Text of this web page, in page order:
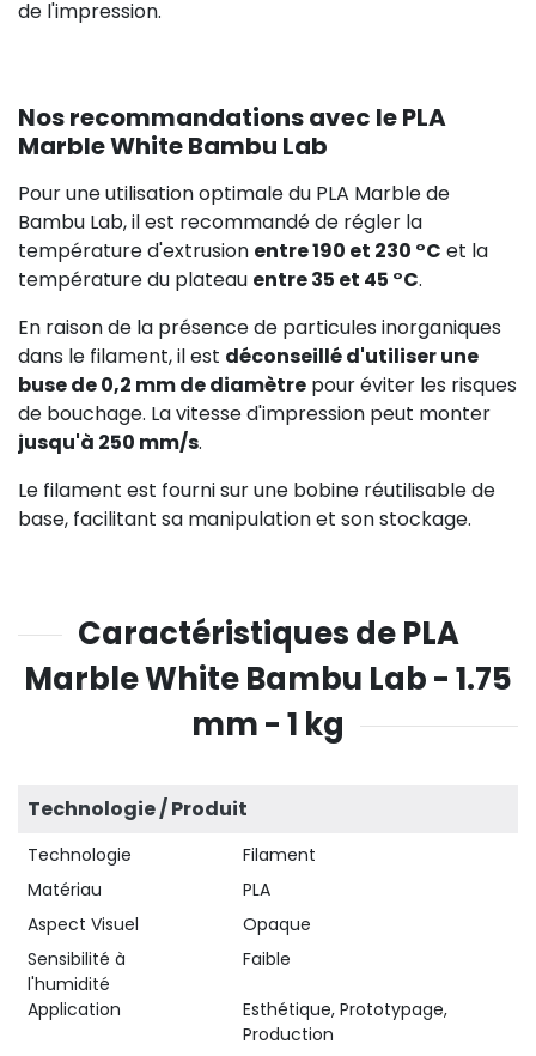
de l'impression.
Nos recommandations avec le PLA
Marble White Bambu Lab
Pour une utilisation optimale du PLA Marble de
Bambu Lab, il est recommandé de régler la
température d'extrusion entre 190 et 230 °C et la
température du plateau entre 35 et 45 °C.
En raison de la présence de particules inorganiques
dans le filament, il est déconseillé d'utiliser une
buse de 0,2 mm de diamètre pour éviter les risques
de bouchage. La vitesse d'impression peut monter
jusqu'à 250 mm/s.
Le filament est fourni sur une bobine réutilisable de
base, facilitant sa manipulation et son stockage.
Caractéristiques de PLA
Marble White Bambu Lab - 1.75
mm - 1 kg
Technologie / Produit
Technologie
Filament
Matériau
PLA
Aspect Visuel
Opaque
Sensibilité à
l'humidité
Faible
Application
Esthétique, Prototypage,
Production